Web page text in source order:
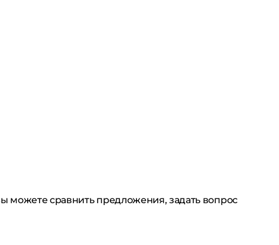
можете сравнить предложения, задать вопрос